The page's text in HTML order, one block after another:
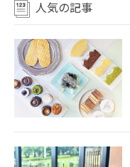
人気の記事